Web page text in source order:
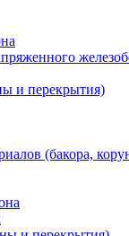
и перекрытия)
(бакора,